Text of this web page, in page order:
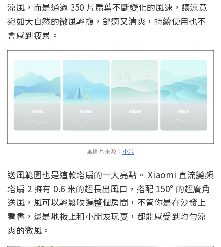
涼風，而是通過 350 片扇葉不斷變化的風速，讓涼意
宛如大自然的微風輕撫，舒適又清爽，持續使用也不
會感到疲累。
▲圖片來源： 小米
送風範圍也是這款塔扇的一大亮點。 Xiaomi 直流變頻
塔扇 2 擁有 0.6 米的超長出風口，搭配 150° 的超廣角
送風，風可以輕鬆吹遍整個房間，不管你是在沙發上
看書，還是地板上和小朋友玩耍，都能感受到均勻涼
爽的微風。